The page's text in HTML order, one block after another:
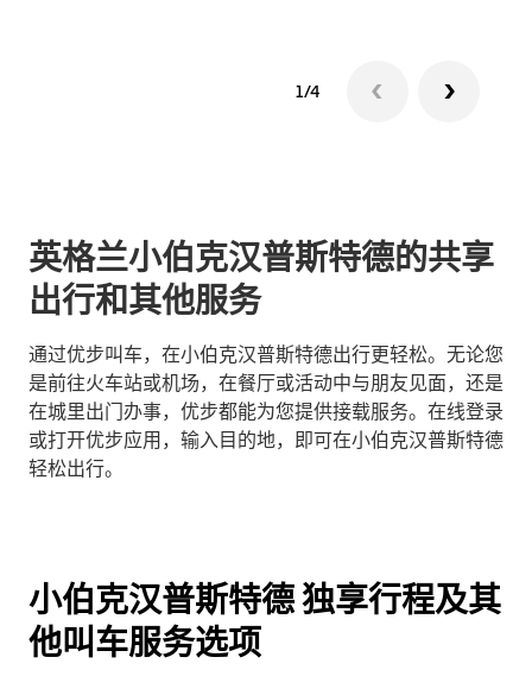
1/4
英格兰小伯克汉普斯特德的共享
出行和其他服务
通过优步叫车，在小伯克汉普斯特德出行更轻松。无论您
是前往火车站或机场，在餐厅或活动中与朋友见面，还是
在城里出门办事，优步都能为您提供接载服务。在线登录
或打开优步应用，输入目的地，即可在小伯克汉普斯特德
轻松出行。
小伯克汉普斯特德 独享行程及其
他叫车服务选项